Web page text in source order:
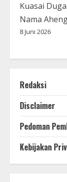
Kuasai
Nama
8 Juni 2026
Redaksi
Disclaimer
Pedoman
Kebijakan